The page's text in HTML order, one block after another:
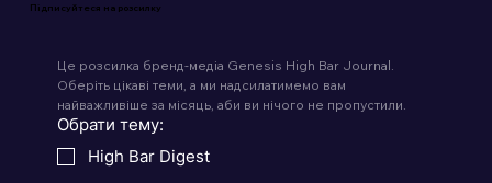
Підписуйтеся на розсилку
Це розсилка бренд-медіа Genesis High Bar Journal.
Оберіть цікаві теми, а ми надсилатимемо вам
найважливіше за місяць, аби ви нічого не пропустили.
Обрати тему:
High Bar Digest